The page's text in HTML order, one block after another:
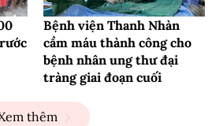
Bệnh viện Thanh Nhàn
cầm máu thành công cho
bệnh nhân ung thư đại
tràng giai đoạn cuối
thêm